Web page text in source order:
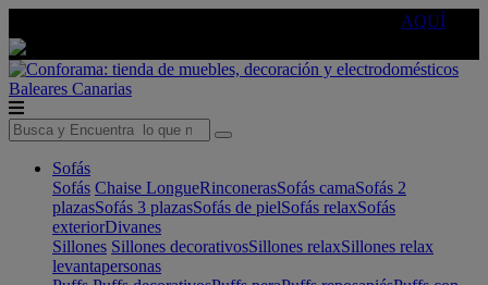
AQUÍ
Baleares Canarias
Sofás
Sofás Chaise LongueRinconerasSofás camaSofás 2
plazasSofás 3 plazasSofás de pielSofás relaxSofás
exteriorDivanes
Sillones Sillones decorativosSillones relaxSillones relax
levantapersonas